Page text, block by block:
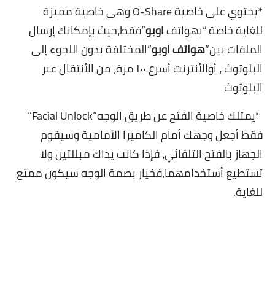
*يحتوي على خاصية O-Share وھى خاصية مميزة
للغاية خاصة “بھواتفاوبو”فقط،حيث بإمكانك إرسال
الملفات بين“ھواتف اوبو”المختلفة بدون اللجوء إلى
البلوتوث ، أو
الأنترنت أسرع ١٠٠ مرة، من الأنتقال عبر
البلوتوث
*يمتلك خاصية الفتح عن طريق الوجه”Facial Unlock“
فقط أجعل وجھك أمام الكاميرا الأمامية وسيقوم
الجھاز بالفتح التلقائي،فإذا كانت يداك مبللتين ولا
تستطيع أستخدامھما،فخيار بصمة الوجه سيكون ممتع
للغاية.